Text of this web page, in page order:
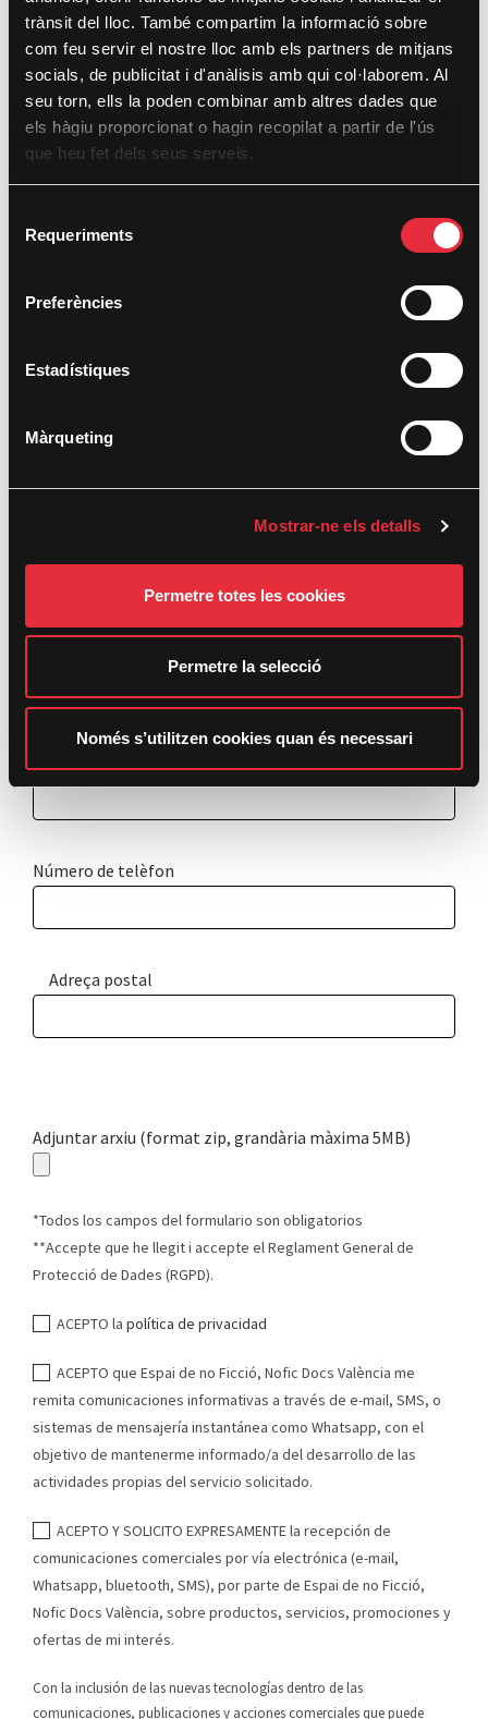
trànsit del lloc. També compartim la informació sobre
com feu servir el nostre lloc amb els partners de mitjans
socials, de publicitat i d'anàlisis amb qui col·laborem. Al
seu torn, ells la poden combinar amb altres dades que
els hàgiu proporcionat o hagin recopilat a partir de l'ús
que heu fet dels seus serveis.
Requeriments
Preferències
Estadístiques
Màrqueting
Mostrar-ne els detalls
Permetre totes les cookies
Permetre la selecció
Només s’utilitzen cookies quan és necessari
Indica la fase en la qual es troba la pel·lícula
Escriptura
0%
25% 50% 75% 100%
Fase de desenvolupament
0%
25%
0%
Una altra (especificar)
2. Informació de contacte
Nom
Número de telèfon
Adreça postal
Adjuntar arxiu (format zip, grandària màxima 5MB)
*Todos los campos del formulario son obligatorios
**Accepte que he llegit i accepte el Reglament General de
Protecció de Dades (RGPD).
ACEPTO la política de privacidad
ACEPTO que Espai de no Ficció, Nofic Docs València me
remita comunicaciones informativas a través de e-mail, SMS, o
sistemas de mensajería instantánea como Whatsapp, con el
objetivo de mantenerme informado/a del desarrollo de las
actividades propias del servicio solicitado.
ACEPTO Y SOLICITO EXPRESAMENTE la recepción de
comunicaciones comerciales por vía electrónica (e-mail,
Whatsapp, bluetooth, SMS), por parte de Espai de no Ficció,
Nofic Docs València, sobre productos, servicios, promociones y
ofertas de mi interés.
Con la inclusión de las nuevas tecnologías dentro de las
comunicaciones, publicaciones y acciones comerciales que puede